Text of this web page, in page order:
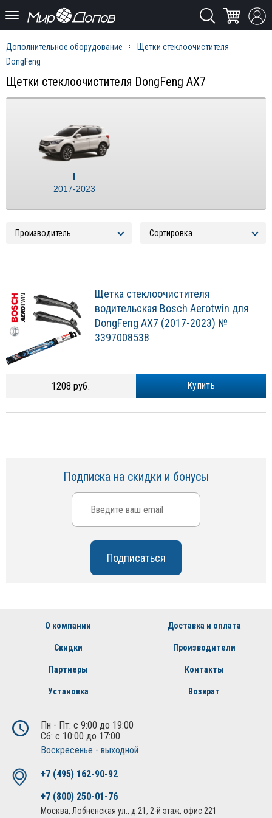
Дополнительное оборудование
Щетки стеклоочистителя
DongFeng
Щетки стеклоочистителя DongFeng AX7
I
2017-2023
Щетка стеклоочистителя
водительская Bosch Aerotwin для
DongFeng AX7 (2017-2023) №
3397008538
Купить
1208 руб.
Подписка на скидки и бонусы
О компании Доставка и оплата
Скидки Производители
Партнеры Контакты
Установка Возврат
Пн - Пт: с 9:00 до 19:00
Сб: с 10:00 до 17:00
Воскресенье - выходной
+7 (495) 162-90-92
+7 (800) 250-01-76
Москва, Лобненская ул., д.21, 2-й этаж, офис 221